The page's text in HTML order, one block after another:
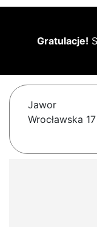
Gratulacje!
Jawor
Wrocławska 17